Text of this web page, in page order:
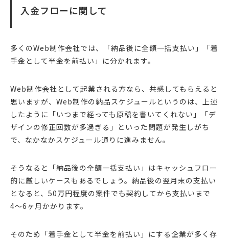
入金フローに関して
多くのWeb制作会社では、「納品後に全額一括支払い」「着
手金として半金を前払い」に分かれます。
Web制作会社として起業される方なら、共感してもらえると
思いますが、Web制作の納品スケジュールというのは、上述
したように「いつまで経っても原稿を書いてくれない」「デ
ザインの修正回数が多過ぎる」といった問題が発生しがち
で、なかなかスケジュール通りに進みません。
そうなると「納品後の全額一括支払い」はキャッシュフロー
的に厳しいケースもあるでしょう。納品後の翌月末の支払い
となると、50万円程度の案件でも契約してから支払いまで
4〜6ヶ月かかります。
そのため「着手金として半金を前払い」にする企業が多く存